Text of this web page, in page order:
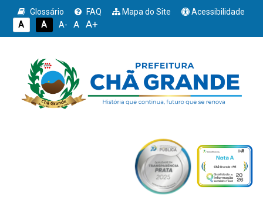
Glossário FAQ Mapa do Site
Acessibilidade
A
A A- A A+